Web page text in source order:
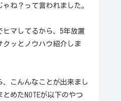
ね？って言われました。
マしてるから、5年放置
クッとノウハウ紹介しま
こんんなことが出来まし
めたNOTEが以下のやつ